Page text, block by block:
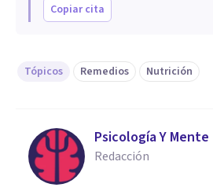
Copiar cita
Tópicos Remedios Nutrición
Psicología Y Mente
Redacción